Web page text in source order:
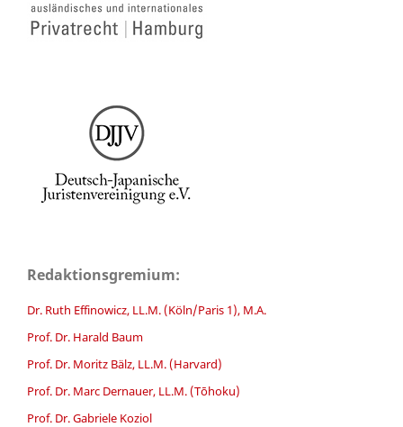
Redaktionsgremium:
Dr. Ruth Effinowicz, LL.M. (Köln/Paris 1), M.A.
Prof. Dr. Harald Baum
Prof. Dr. Moritz Bälz, LL.M. (Harvard)
Prof. Dr. Marc Dernauer, LL.M. (Tōhoku)
Prof. Dr. Gabriele Koziol